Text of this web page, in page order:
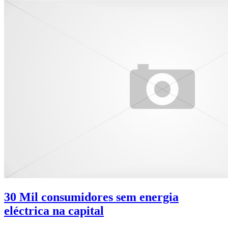
30 Mil consumidores sem energia
eléctrica na capital